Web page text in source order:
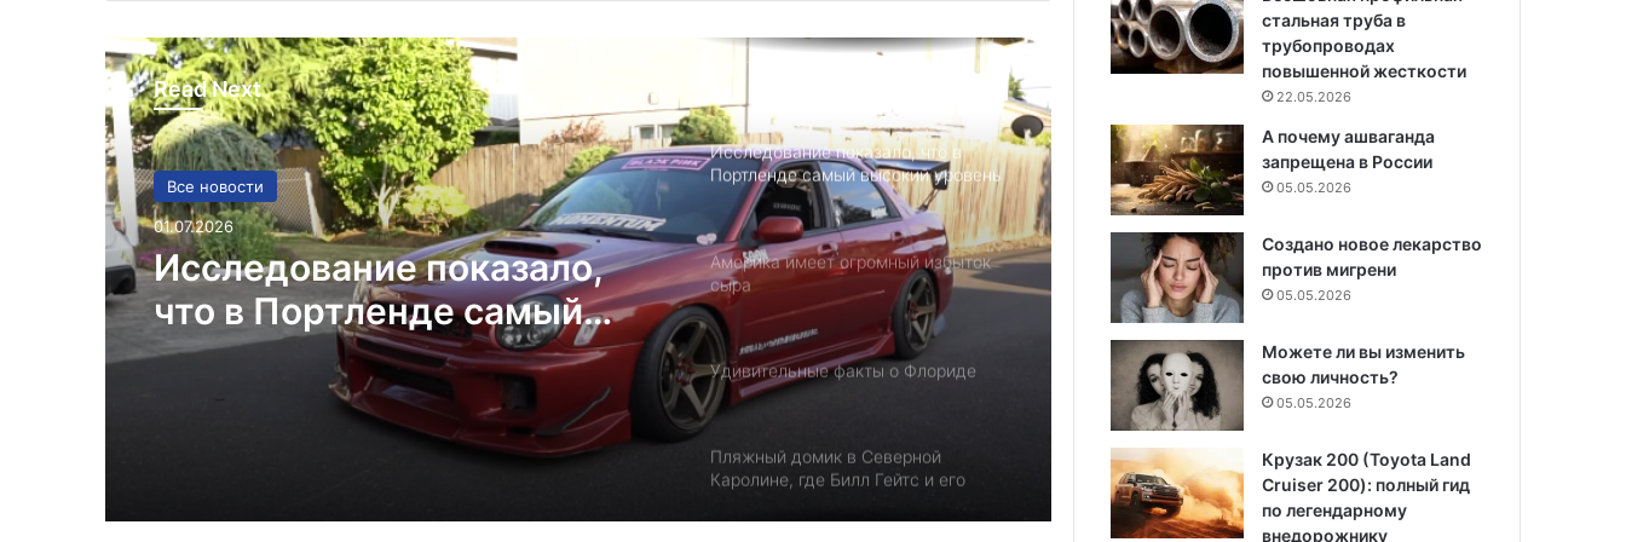
Read Next
Все новости
01.07.2026
Исследование показало,
что в Портленде самый
высокий уровень угона
автомобилей на душу
населения в США
Детский день рождение в Майами,
как провести праздник под
Исследование показало, что в
Портленде самый высокий уровень
угона автомобилей на душу
населения в США
Америка имеет огромный избыток
сыра
Удивительные факты о Флориде
Пляжный домик в Северной
Каролине, где Билл Гейтс и его
проводили долгие выходные, теперь
стальная труба в
трубопроводах
повышенной жесткости
22.05.2026
А почему ашваганда
запрещена в России
05.05.2026
Создано новое лекарство
против мигрени
05.05.2026
Можете ли вы изменить
свою личность?
05.05.2026
Крузак 200 (Toyota Land
Cruiser 200): полный гид
по легендарному
внедорожнику